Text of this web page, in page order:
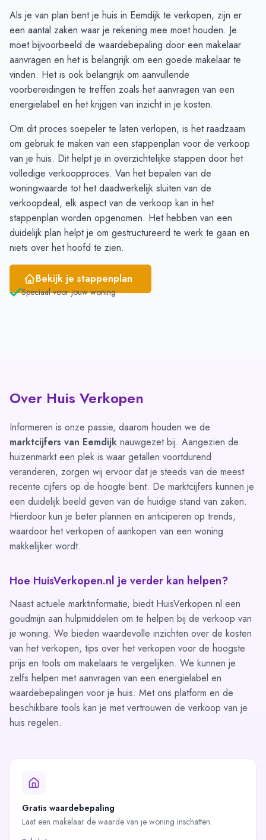
Augustus
September
3
4
Oktober
5
November
2
December
Januari
-
-
Februari
-
-
April
-
3
Mei
-
5
Juni
1 5
Als je van plan bent je huis in Eemdijk te verkopen, zijn er
een aantal zaken waar je rekening mee moet houden. Je
moet bijvoorbeeld de waardebepaling door een makelaar
aanvragen en het is belangrijk om een goede makelaar te
vinden. Het is ook belangrijk om aanvullende
voorbereidingen te treffen zoals hetaanvragen van een
energielabel en het krijgen van inzicht in je kosten.
Om dit proces soepeler te laten verlopen, is het raadzaam
om gebruik te maken van een stappenplan voor de verkoop
van je huis. Dit helpt je in overzichtelijke stappen door het
volledige verkoopproces. Van het bepalen van de
woningwaarde tot het daadwerkelijk sluiten van de
verkoopdeal, elk aspect van de verkoop kan in het
stappenplan worden opgenomen. Het hebben van een
duidelijk plan helpt je om gestructureerd te werk te gaan en
niets over het hoofd te zien.
Bekijk je stappenplan
Speciaal voor jouw woning
Over Huis Verkopen
Informeren is onze passie, daarom houden we de
marktcijfers van Eemdijk nauwgezet bij. Aangezien de
huizenmarkt een plek is waar getallen voortdurend
veranderen, zorgen wij ervoor dat je steeds van de meest
recente cijfers op de hoogte bent. De marktcijfers kunnen je
een duidelijk beeld geven van de huidige stand van zaken.
Hierdoor kun je beter plannen en anticiperen op trends,
waardoor het verkopen of aankopen van een woning
makkelijker wordt.
Hoe HuisVerkopen.nl je verder kan helpen?
Naast actuele marktinformatie, biedt HuisVerkopen.nl een
goudmijn aan hulpmiddelen om te helpen bij de verkoop van
je woning. We bieden waardevolle inzichten over de kosten
van het verkopen, tips over hetverkopen voor de hoogste
prijs en tools om makelaars te vergelijken. We kunnen je
zelfs helpen met aanvragen van een energielabel en
waardebepalingen voor je huis. Met ons platform en de
beschikbare tools kan je met vertrouwen de verkoop van je
huis regelen.
Gratis waardebepaling
Laat een makelaar de waarde van je woning inschatten.